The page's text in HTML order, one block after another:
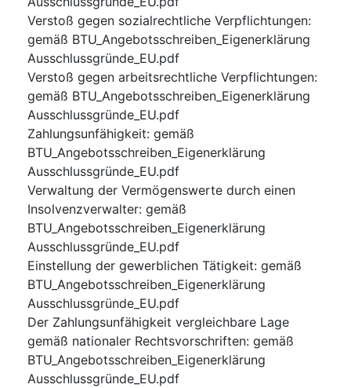
Verstoß gegen sozialrechtliche Verpflichtungen:
gemäß BTU_Angebotsschreiben_Eigenerklärung
Ausschlussgründe_EU.pdf
Verstoß gegen arbeitsrechtliche Verpflichtungen:
gemäß BTU_Angebotsschreiben_Eigenerklärung
Ausschlussgründe_EU.pdf
Zahlungsunfähigkeit: gemäß
BTU_Angebotsschreiben_Eigenerklärung
Ausschlussgründe_EU.pdf
Verwaltung der Vermögenswerte durch einen
Insolvenzverwalter: gemäß
BTU_Angebotsschreiben_Eigenerklärung
Ausschlussgründe_EU.pdf
Einstellung der gewerblichen Tätigkeit: gemäß
BTU_Angebotsschreiben_Eigenerklärung
Ausschlussgründe_EU.pdf
Der Zahlungsunfähigkeit vergleichbare Lage
gemäß nationaler Rechtsvorschriften: gemäß
BTU_Angebotsschreiben_Eigenerklärung
Ausschlussgründe_EU.pdf